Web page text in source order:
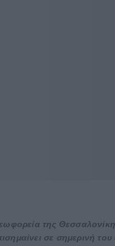
της
σε σημερινή